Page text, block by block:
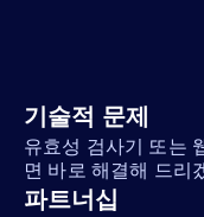
기술적 문제
유효성 검사기 또는
면 바로 해결해 드리
파트너십